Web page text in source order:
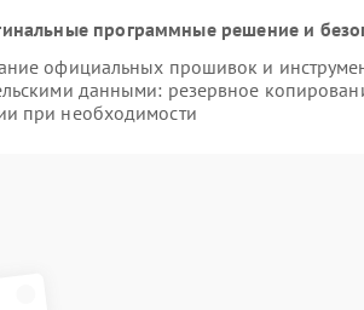
программные решение и
официальных прошивок и
данными: резервное
при необходимости